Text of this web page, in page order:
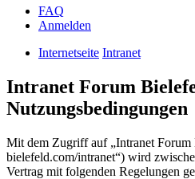
FAQ
Anmelden
Internetseite Intranet
Intranet Forum
Nutzungsbedingungen
Mit dem Zugriff auf „Intranet Forum
bielefeld.com/intranet“) wird
Vertrag mit folgenden Regelungen